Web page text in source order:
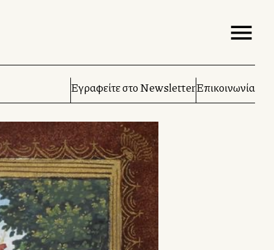
Εγραφείτε στο NewsletterΕπικοινωνία